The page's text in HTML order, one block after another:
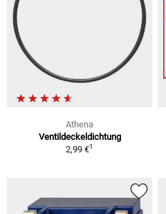
Athena
Ventildeckeldichtung
2,99 €1